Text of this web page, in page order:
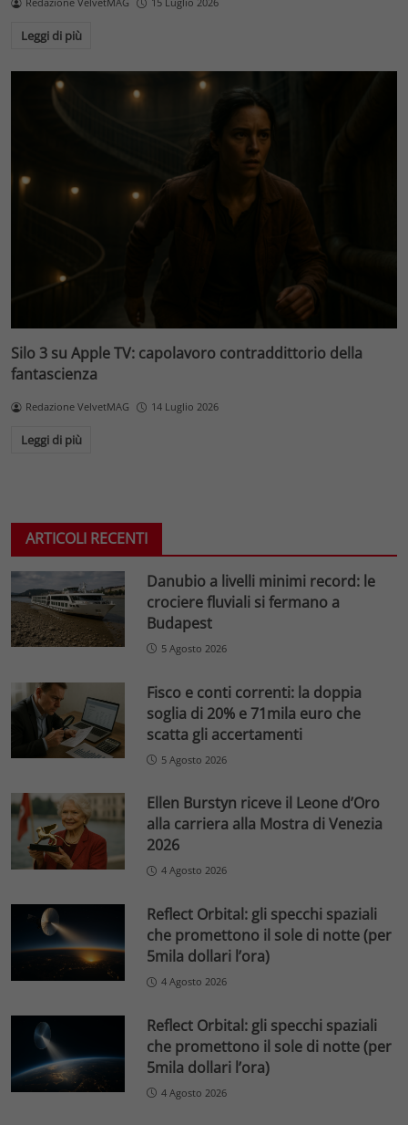
Leggi di più
Silo 3 su Apple TV: capolavoro contraddittorio della
fantascienza
Redazione VelvetMAG 14 Luglio 2026
Leggi di più
ARTICOLI RECENTI
Danubio a livelli minimi record: le
crociere fluviali si fermano a
Budapest
5 Agosto 2026
Fisco e conti correnti: la doppia
soglia di 20% e 71mila euro che
scatta gli accertamenti
5 Agosto 2026
Ellen Burstyn riceve il Leone d’Oro
alla carriera alla Mostra di Venezia
2026
4 Agosto 2026
Reflect Orbital: gli specchi spaziali
che promettono il sole di notte (per
5mila dollari l’ora)
4 Agosto 2026
Reflect Orbital: gli specchi spaziali
che promettono il sole di notte (per
5mila dollari l’ora)
4 Agosto 2026